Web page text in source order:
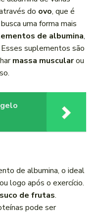
do ovo, que é
uma forma mais
de albumina,
suplementos são
massa muscularou
de albumina, o ideal
ou logo após o exercício.
suco de frutas.
pode ser